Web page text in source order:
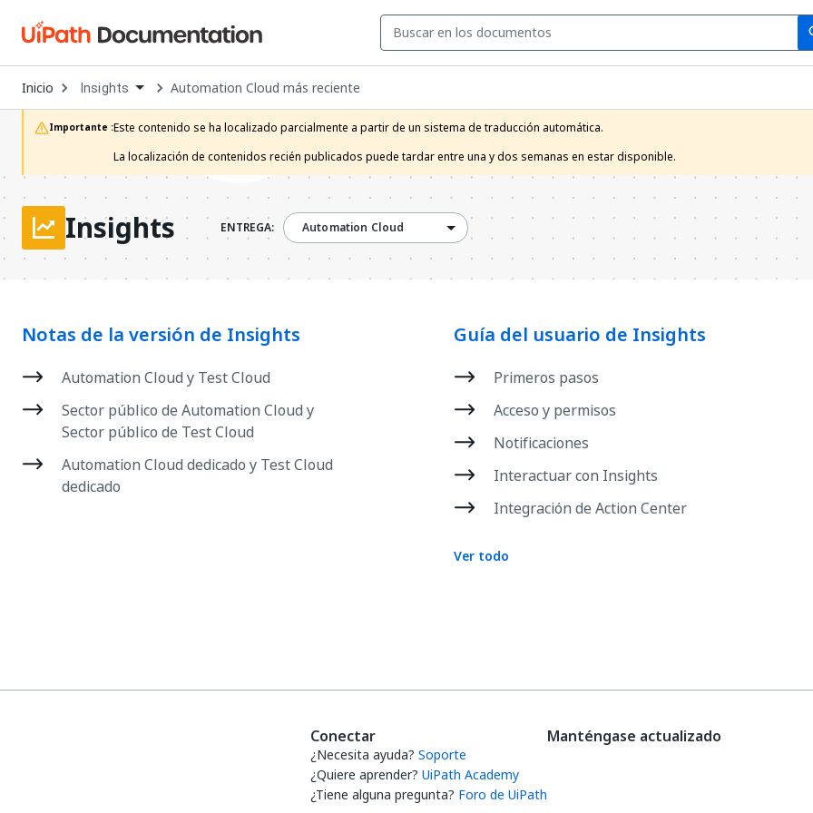
Inicio Open
Dropdown
to
choose
product
Insights Automation Cloud más reciente
Importante :Este contenido se ha localizado parcialmente a partir de un sistema de traducción automática.
La localización de contenidos recién publicados puede tardar entre una y dos semanas en estar disponible.
Insights ENTREGA: Automation Cloud
Notas de la versión de Insights
Automation Cloud y Test Cloud
Sector público de Automation Cloud y
Sector público de Test Cloud
Automation Cloud dedicado y Test Cloud
dedicado
Guía del usuario de Insights
Primeros pasos
Acceso y permisos
Notificaciones
Interactuar con Insights
Integración de Action Center
Ver todo
Conectar
¿Necesita ayuda? Soporte
¿Quiere aprender? UiPath Academy
¿Tiene alguna pregunta? Foro de UiPath
Manténgase actualizado